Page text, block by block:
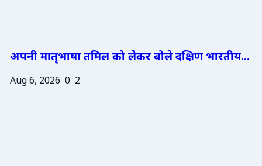
अपनी मातृभाषा तमिल को लेकर बोले दक्षिण भारतीय...
Aug 6, 2026 0 2